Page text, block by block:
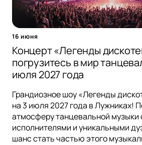
16 июня
Концерт «Легенды
погрузитесь в мир
июля 2027 года
Грандиозное шоу «Легенды
на 3 июля 2027 года в Лужниках!
атмосферу танцевальной музыки
исполнителями и уникальными
шанс стать частью этого